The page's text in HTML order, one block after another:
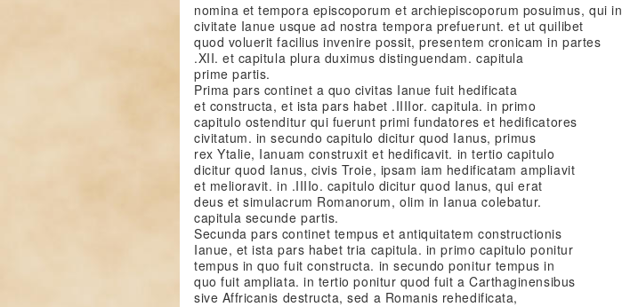
nomina et tempora episcoporum et archiepiscoporum posuimus, qui in
civitate Ianue usque ad nostra tempora prefuerunt. et ut quilibet
quod voluerit facilius invenire possit, presentem cronicam in partes
.XII. et capitula plura duximus distinguendam. capitula
prime partis.
Prima pars continet a quo civitas Ianue fuit hedificata
et constructa, et ista pars habet .IIIIor. capitula. in primo
capitulo ostenditur qui fuerunt primi fundatores et hedificatores
civitatum. in secundo capitulo dicitur quod Ianus, primus
rex Ytalie, Ianuam construxit et hedificavit. in tertio capitulo
dicitur quod Ianus, civis Troie, ipsam iam hedificatam ampliavit
et melioravit. in .IIIIo. capitulo dicitur quod Ianus, qui erat
deus et simulacrum Romanorum, olim in Ianua colebatur.
capitula secunde partis.
Secunda pars continet tempus et antiquitatem constructionis
Ianue, et ista pars habet tria capitula. in primo capitulo ponitur
tempus in quo fuit constructa. in secundo ponitur tempus in
quo fuit ampliata. in tertio ponitur quod fuit a Carthaginensibus
sive Affricanis destructa, sed a Romanis rehedificata,